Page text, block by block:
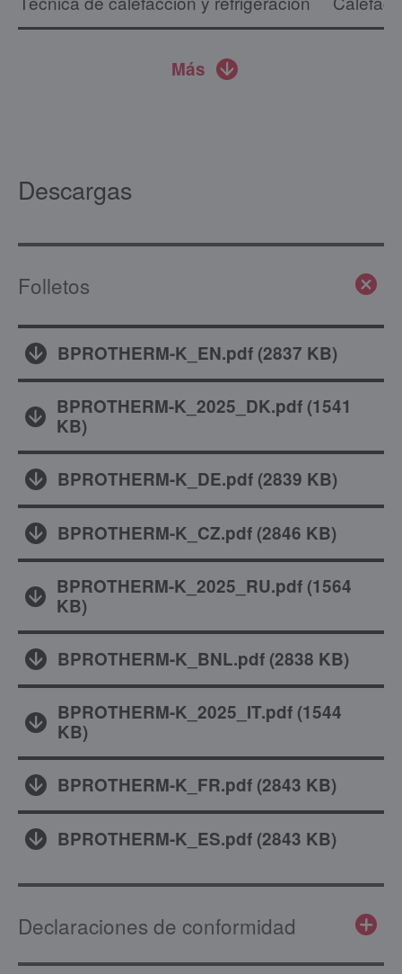
Más
Descargas
Folletos
BPROTHERM-K_EN.pdf (2837 KB)
BPROTHERM-K_2025_DK.pdf(1541
KB)
BPROTHERM-K_DE.pdf (2839 KB)
BPROTHERM-K_CZ.pdf (2846 KB)
BPROTHERM-K_2025_RU.pdf(1564
KB)
BPROTHERM-K_BNL.pdf (2838 KB)
BPROTHERM-K_2025_IT.pdf(1544
KB)
BPROTHERM-K_FR.pdf (2843 KB)
BPROTHERM-K_ES.pdf (2843 KB)
Declaraciones de conformidad